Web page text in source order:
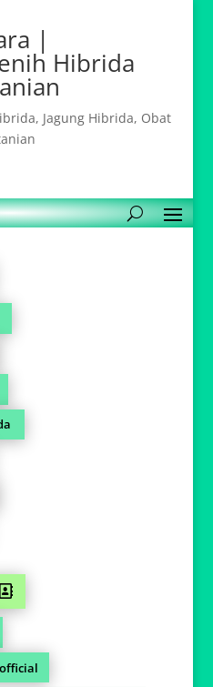
|
Hibrida
Jagung Hibrida, Obat